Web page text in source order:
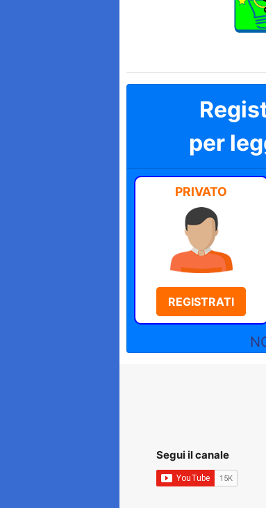
per
PRIVATO
REGISTRATI
Segui il canale